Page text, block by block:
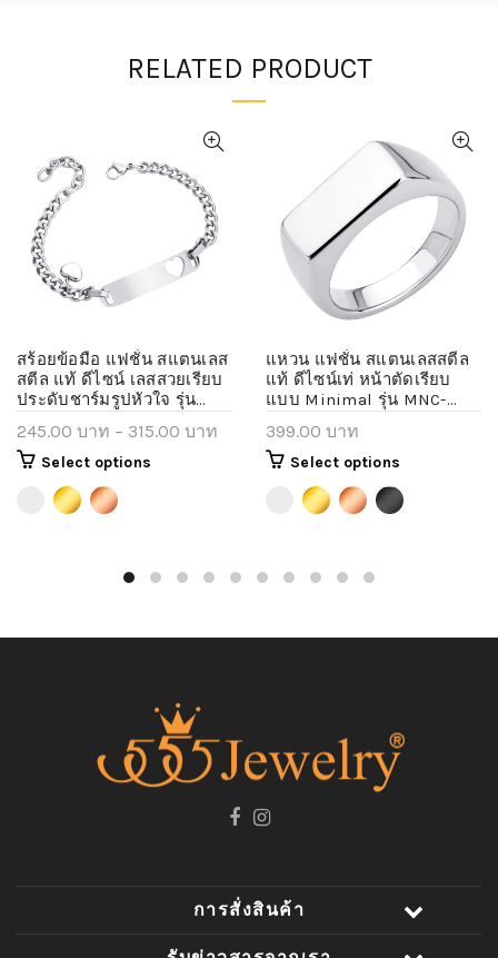
RELATED PRODUCT
สร้อยข้อมือ แฟชั่น สแตนเลส
สตีล แท้ ดีไซน์ เลสสวยเรียบ
ประดับชาร์มรูปหัวใจ รุ่น
245.00 บาท – 315.00 บาท
Select options
แหวน แฟชั่น สแตนเลสสตีล
แท้ ดีไซน์เท่ หน้าตัดเรียบ
แบบ Minimal รุ่น MNC-
399.00 บาท
Select options
การสั่งสินค้า